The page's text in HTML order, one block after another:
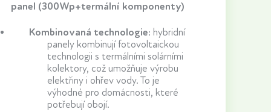
panel (300Wp+termální komponenty)
Kombinovaná technologie: hybridní
panely kombinují fotovoltaickou
technologii s termálními solárními
kolektory, což umožňuje výrobu
elektřiny i ohřev vody. To je
výhodné pro domácnosti, které
potřebují obojí.